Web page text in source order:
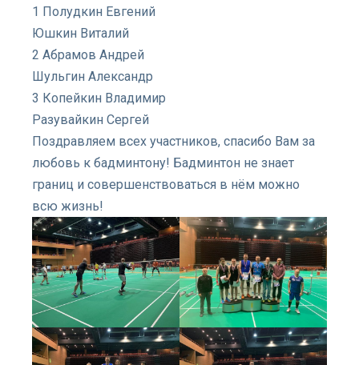
1 Полудкин Евгений
Юшкин Виталий
2 Абрамов Андрей
Шульгин Александр
3 Копейкин Владимир
Разувайкин Сергей
Поздравляем всех участников, спасибо Вам за
любовь к бадминтону! Бадминтон не знает
границ и совершенствоваться в нём можно
всю жизнь!